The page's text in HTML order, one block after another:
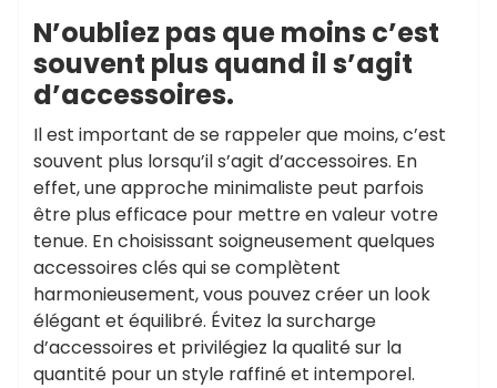
N’oubliez pas que moins c’est
souvent plus quand il s’agit
d’accessoires.
Il est important de se rappeler que moins, c’est
souvent plus lorsqu’il s’agit d’accessoires. En
effet, une approche minimaliste peut parfois
être plus efficace pour mettre en valeur votre
tenue. En choisissant soigneusement quelques
accessoires clés qui se complètent
harmonieusement, vous pouvez créer un look
élégant et équilibré. Évitez la surcharge
d’accessoires et privilégiez la qualité sur la
quantité pour un style raffiné et intemporel.